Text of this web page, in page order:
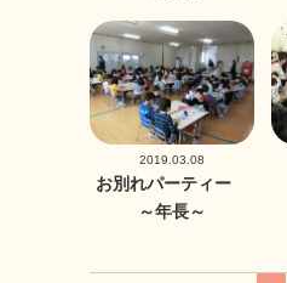
2019.03.08
お別れパーティー
～年長～